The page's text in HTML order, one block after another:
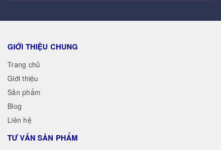
GIỚI THIỆU CHUNG
Trang chủ
Giới thiệu
Sản phẩm
Blog
Liên hệ
TƯ VẤN SẢN PHẨM